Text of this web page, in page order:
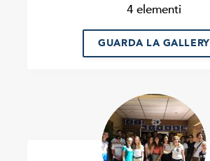
4 elementi
GUARDA LA GALLERY